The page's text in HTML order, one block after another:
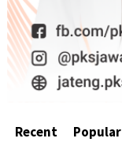
Recent Popular